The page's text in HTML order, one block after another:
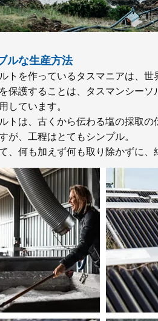
ルな生産方法
トを作っているタスマニアは、
保護することは、タスマンシー
しています。
トは、古くから伝わる塩の採取
が、工程はとてもシンプル。
、何も加えず何も取り除かずに、